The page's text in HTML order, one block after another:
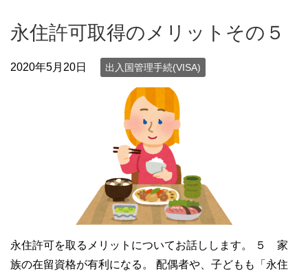
永住許可取得のメリットその５
2020年5月20日 出入国管理手続(VISA)
永住許可を取るメリットについてお話しします。 ５ 家
族の在留資格が有利になる。 配偶者や、子どもも「永住